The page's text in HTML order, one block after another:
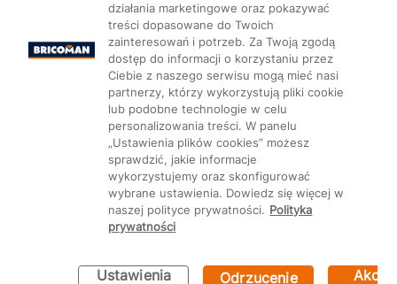
Mapa Strony: Kategorie Produkty Marki CMS
Ustawienia plików cookie
działania marketingowe oraz pokazywać
treści dopasowane do Twoich
zainteresowań i potrzeb. Za Twoją zgodą
dostęp do informacji o korzystaniu przez
Ciebie z naszego serwisu mogą mieć nasi
partnerzy, którzy wykorzystują pliki cookie
lub podobne technologie w celu
personalizowania treści. W panelu
„Ustawienia plików cookies” możesz
sprawdzić, jakie informacje
wykorzystujemy oraz skonfigurować
wybrane ustawienia. Dowiedz się więcej w
naszej polityce prywatności. Polityka
prywatności
Ustawienia Odrzucenie